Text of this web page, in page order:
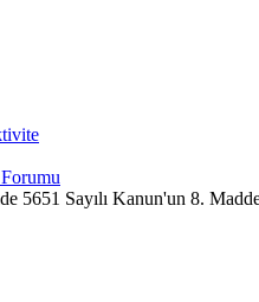
5651 Sayılı Kanun'un 8.